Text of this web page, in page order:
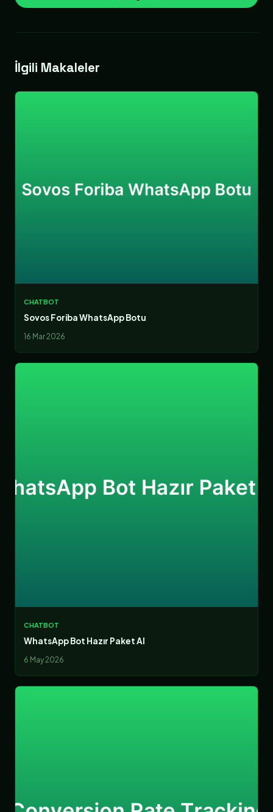
İlgili Makaleler
CHATBOT
Sovos Foriba WhatsApp Botu
16 Mar 2026
CHATBOT
WhatsApp Bot Hazır Paket Al
6 May 2026